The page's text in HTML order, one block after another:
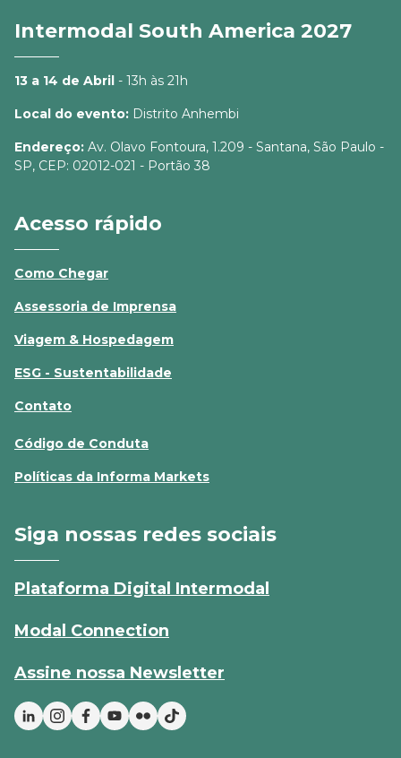
Intermodal South America 2027
13 a 14 de Abril - 13h às 21h
Local do evento: Distrito Anhembi
Endereço: Av. Olavo Fontoura, 1.209 - Santana, São Paulo -
SP, CEP: 02012-021 - Portão 38
Acesso rápido
Como Chegar
Assessoria de Imprensa
Viagem & Hospedagem
ESG - Sustentabilidade
Contato
Código de Conduta
Políticas da Informa Markets
Siga nossas redes sociais
Plataforma Digital Intermodal
Modal Connection
Assine nossa Newsletter